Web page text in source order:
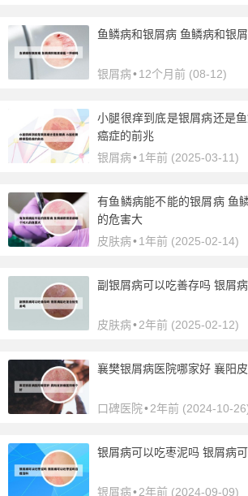
鱼鳞病和银屑病 鱼鳞病和银
银屑病•12个月前 (08-12)
小腿很痒到底是银屑病还是
癌症的前兆
银屑病•1年前 (2025-03-11)
有鱼鳞病能不能的银屑病 鱼
的危害大
皮肤病•1年前 (2025-02-14)
副银屑病可以吃善存吗 银屑
皮肤病•2年前 (2025-02-12)
襄樊银屑病医院哪家好 襄阳
口碑医院•2年前 (2024-10-
银屑病可以吃枣泥吗 银屑病
银屑病•2年前 (2024-09-09)